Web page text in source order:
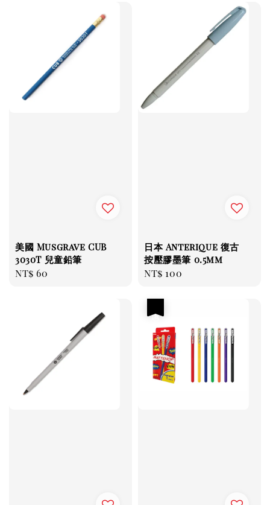
美國 Musgrave CUB
3030T 兒童鉛筆
Regular
NT$ 60
日本 Anterique 復古
按壓膠墨筆 0.5mm
Regular
NT$ 100